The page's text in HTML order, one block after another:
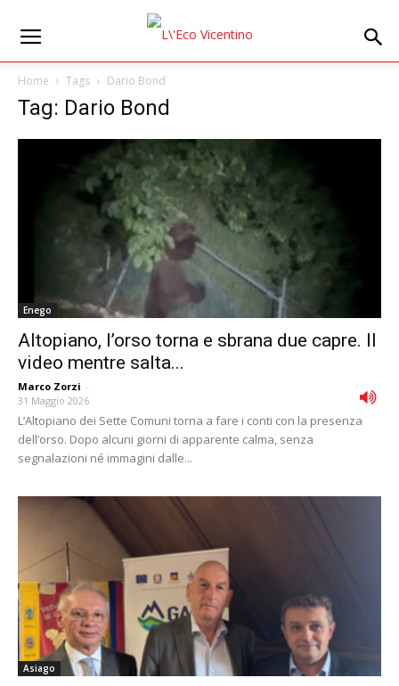
Home Tags Dario Bond
Tag: Dario Bond
Enego
Altopiano, l’orso torna e sbrana due capre. Il
video mentre salta...
Marco Zorzi -
31 Maggio 2026
L’Altopiano dei Sette Comuni torna a fare i conti con la presenza
dell’orso. Dopo alcuni giorni di apparente calma, senza
segnalazioni né immagini dalle...
Asiago